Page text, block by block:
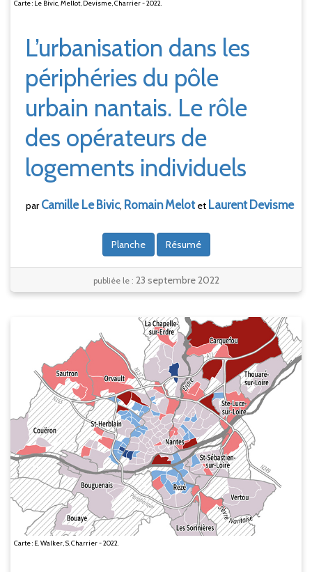
Carte : Le Bivic, Mellot, Devisme, Charrier - 2022.
L’urbanisation dans les
périphéries du pôle
urbain nantais. Le rôle
des opérateurs de
logements individuels
parCamille Le Bivic, RomainMelotet Laurent Devisme
Planche Résumé
publiée le : 23 septembre 2022
Carte : E. Walker, S. Charrier - 2022.